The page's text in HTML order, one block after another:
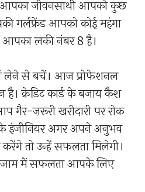
जीवनसाथी आपको कुछ
गर्लफ्रेंड आपको कोई महंगा
लकी नंबर 8 है।
से बचें। आज प्रोफेशनल
क्रेडिट कार्ड के बजाय कैश
ज़रूरी खरीदारी पर रोक
इंजीनियर अगर अपने अनुभव
तो उन्हें सफलता मिलेगी।
में सफलता आपके लिए